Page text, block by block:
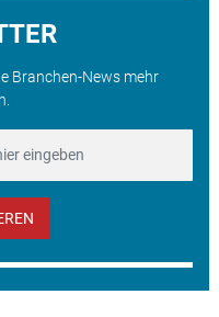
Branchen-News mehr